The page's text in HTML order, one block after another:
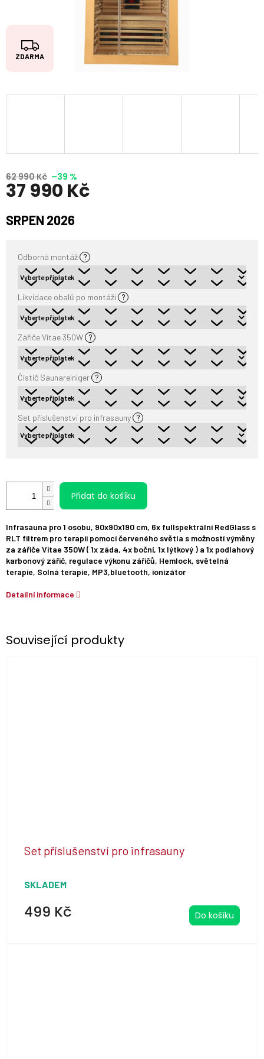
Z
D
R
ZDARMA
62 990 Kč –39 %
37 990 Kč
cena:
SRPEN 2026
Odborná montáž ?
Likvidace obalů po montáži ?
Zářiče Vitae 350W ?
Čistič Saunareiniger ?
Set příslušenství pro infrasauny ?
Přidat do košíku
Infrasauna pro 1 osobu, 90x90x190 cm, 6x fullspektrální RedGlass s
RLT filtrem pro terapii pomocí červeného světla s možností výměny
za zářiče Vitae 350W ( 1x záda, 4x boční, 1x lýtkový ) a 1x podlahový
karbonový zářič, regulace výkonu zářičů, Hemlock, světelná
terapie, Solná terapie, MP3,bluetooth, ionizátor
Detailní informace
Související produkty
Set příslušenství pro infrasauny
SKLADEM
499 Kč Do košíku